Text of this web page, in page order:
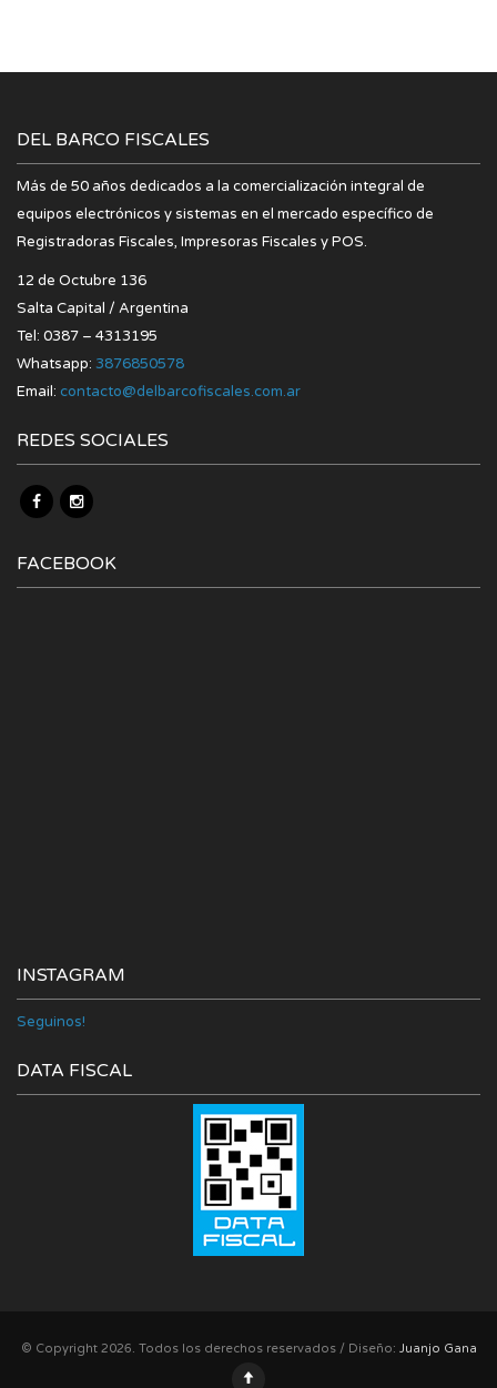
DEL BARCO FISCALES
Más de 50 años dedicados a la comercialización integral de
equipos electrónicos y sistemas en el mercado específico de
Registradoras Fiscales, Impresoras Fiscales y POS.
12 de Octubre 136
Salta Capital / Argentina
Tel: 0387 – 4313195
Whatsapp: 3876850578
Email: contacto@delbarcofiscales.com.ar
REDES SOCIALES
FACEBOOK
INSTAGRAM
Seguinos!
DATA FISCAL
© Copyright 2026. Todos los derechos reservados / Diseño: Juanjo Gana